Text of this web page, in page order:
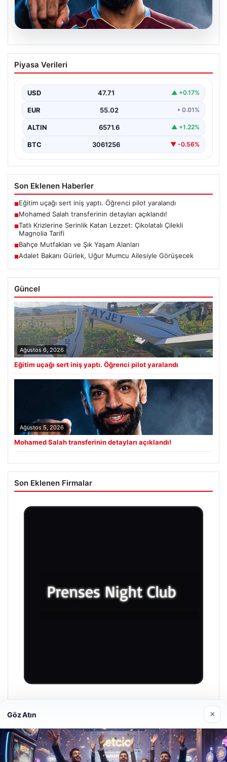
Mohamed Salah transferinin detayları
açıklandı!
Piyasa Verileri
USD 47.71 ▲ +0.17%
EUR 55.02 • 0.01%
ALTIN 6571.6 ▲ +1.22%
BTC 3061256 ▼ -0.56%
Son Eklenen Haberler
■Eğitim uçağı sert iniş yaptı. Öğrenci pilot yaralandı
■Mohamed Salah transferinin detayları açıklandı!
■Tatlı Krizlerine Serinlik Katan Lezzet: Çikolatalı Çilekli
Magnolia Tarifi
■Bahçe Mutfakları ve Şık Yaşam Alanları
■Adalet Bakanı Gürlek, Uğur Mumcu Ailesiyle Görüşecek
Güncel
Ağustos 6, 2026
Eğitim uçağı sert iniş yaptı. Öğrenci pilot yaralandı
Ağustos 5, 2026
Mohamed Salah transferinin detayları açıklandı!
Son Eklenen Firmalar
Nisan 29, 2026
Göz Atın ×